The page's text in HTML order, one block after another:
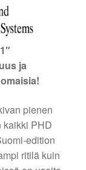
ja
pienen
kaikki PHD
edition
ritilä kuin